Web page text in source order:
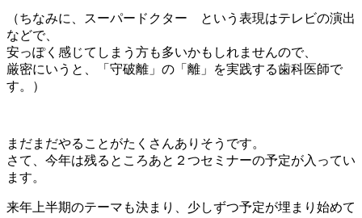
（ちなみに、スーパードクター という表現はテレビの演出
などで、
安っぽく感じてしまう方も多いかもしれませんので、
厳密にいうと、「守破離」の「離」を実践する歯科医師で
す。）
まだまだやることがたくさんありそうです。
さて、今年は残るところあと２つセミナーの予定が入ってい
ます。
来年上半期のテーマも決まり、少しずつ予定が埋まり始めて